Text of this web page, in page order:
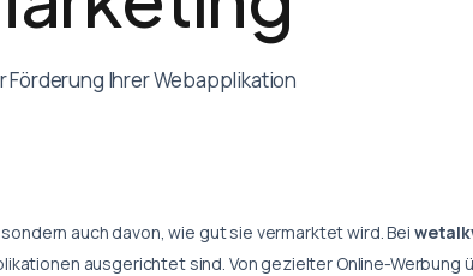
Ihrer Webapplikation
auch davon, wie gut sie vermarktet wird. Bei
ausgerichtet sind. Von gezielter Online-Werbung